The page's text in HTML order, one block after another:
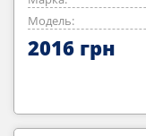
Модель:
2016 грн